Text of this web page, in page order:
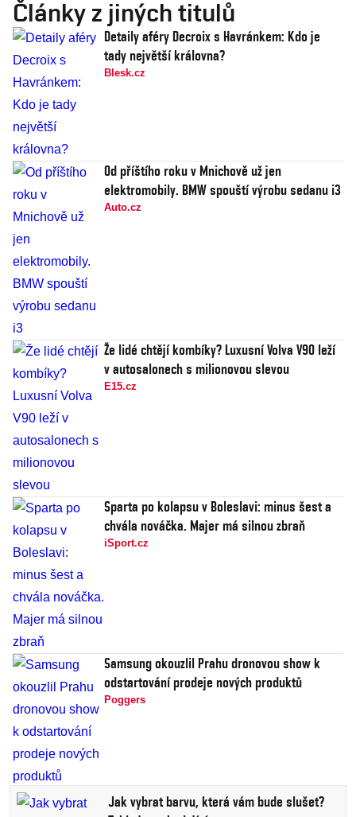
Články z jiných titulů
Detaily aféry Decroix s Havránkem: Kdo je
tady největší královna?
Blesk.cz
Od příštího roku v Mnichově už jen
elektromobily. BMW spouští výrobu sedanu i3
Auto.cz
Že lidé chtějí kombíky? Luxusní Volva V90 leží
v autosalonech s milionovou slevou
E15.cz
Sparta po kolapsu v Boleslavi: minus šest a
chvála nováčka. Majer má silnou zbraň
iSport.cz
Samsung okouzlil Prahu dronovou show k
odstartování prodeje nových produktů
Poggers
Jak vybrat barvu, která vám bude slušet?